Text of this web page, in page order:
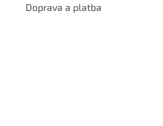
Doprava a platba